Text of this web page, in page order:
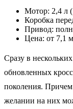
Мотор: 2,4 л
Коробка
Привод:
Цена: от 7,1
Сразу в
обновленных
поколения.
желании на них